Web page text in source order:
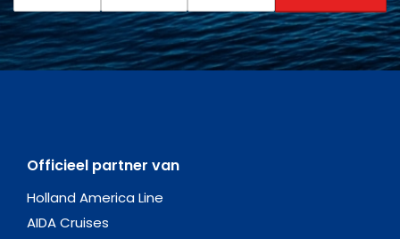
Officieel partner van
Holland America Line
AIDA Cruises